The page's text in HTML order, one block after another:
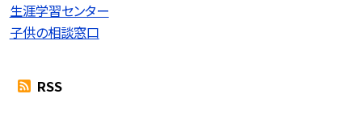
生涯学習センター
子供の相談窓口
RSS